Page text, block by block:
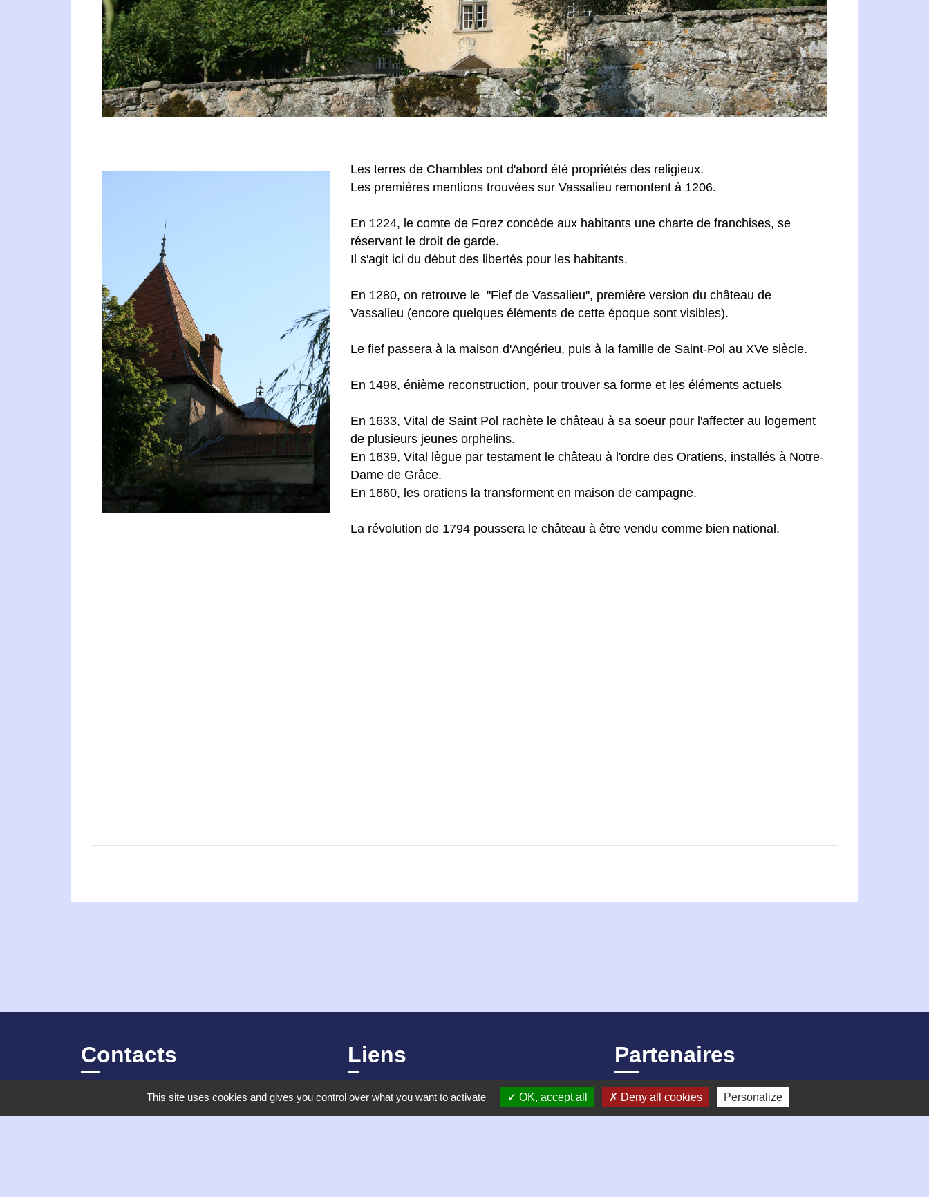
Les terres de Chambles ont d'abord été propriétés des religieux.
Les premières mentions trouvées sur Vassalieu remontent à 1206.
En 1224, le comte de Forez concède aux habitants une charte de franchises, se
réservant le droit de garde.
Il s'agit ici du début des libertés pour les habitants.
En 1280, on retrouve le "Fief de Vassalieu", première version du château de
Vassalieu (encore quelques éléments de cette époque sont visibles).
Le fief passera à la maison d'Angérieu, puis à la famille de Saint-Pol au XVe siècle.
En 1498, énième reconstruction, pour trouver sa forme et les éléments actuels
En 1633, Vital de Saint Pol rachète le château à sa soeur pour l'affecter au logement
de plusieurs jeunes orphelins.
En 1639, Vital lègue par testament le château à l'ordre des Oratiens, installés à Notre-
Dame de Grâce.
En 1660, les oratiens la transforment en maison de campagne.
La révolution de 1794 poussera le château à être vendu comme bien national.
Contacts
Commune de Chambles
21 Place de la mairie, Le Bourg
Liens
Mentions légales
Plan du site
Partenaires
Loire Forez Agglomération
This site uses cookies and gives you control over what you want to activate OK, accept all Deny all cookies Personalize